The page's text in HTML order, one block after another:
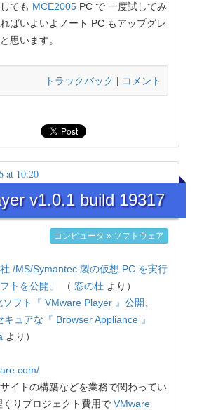
ても MCE2005 PC で 一度試してみ
ばいよいよノート PC もアップグレ
思います。
トラックバック | コメント
at 10:20
v1.0.1 build 19317
コンピュータ » ソフトウェア
社 /MS/Symantec 製の仮想 PC を実行
トを公開」
（ 窓の杜 より）
ソフト『 VMware Player 』公開、
ュアな『 Browser Appliance 』
より）
イトの構築などを業務で関わってい
りプロジェクト費用で VMware